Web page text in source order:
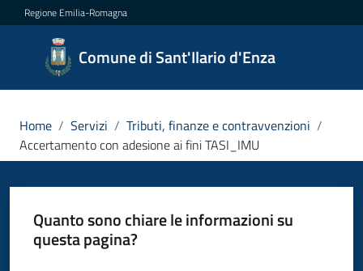
Vai al contenuto
Vai alla navigazione
Vai al footer
Regione Emilia-Romagna
Comune di Sant'Ilario d'Enza
Comune
di
d'Enza
Novità
Home / Servizi / Tributi, finanze e contravvenzioni /
Accertamento con adesione ai fini TASI_IMU
Quanto sono chiare le informazioni su
questa pagina?